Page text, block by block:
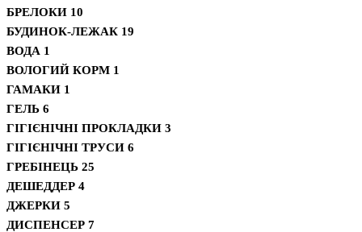
БРЕЛОКИ 10
БУДИНОК-ЛЕЖАК 19
ВОДА 1
ВОЛОГИЙ КОРМ 1
ГАМАКИ 1
ГЕЛЬ 6
ГІГІЄНІЧНІ ПРОКЛАДКИ 3
ГІГІЄНІЧНІ ТРУСИ 6
ГРЕБІНЕЦЬ 25
ДЕШЕДДЕР 4
ДЖЕРКИ 5
ДИСПЕНСЕР 7